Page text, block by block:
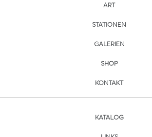
ART
STATIONEN
GALERIEN
SHOP
KONTAKT
KATALOG